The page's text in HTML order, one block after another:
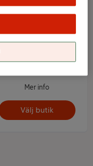
Mer info
Välj butik